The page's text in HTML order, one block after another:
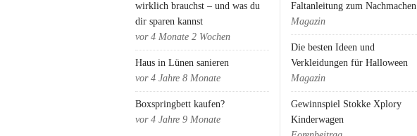
wirklich brauchst – und was du
dir sparen kannst
vor 4 Monate 2 Wochen
Haus in Lünen sanieren
vor 4 Jahre 8 Monate
Boxspringbett kaufen?
vor 4 Jahre 9 Monate
Faltanleitung zum Nachmachen
Magazin
Die besten Ideen und
Verkleidungen für Halloween
Magazin
Gewinnspiel Stokke Xplory
Kinderwagen